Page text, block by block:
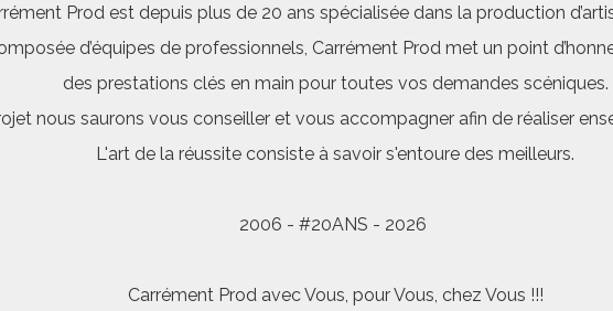
Prod est depuis plus de 20 ans spécialisée dans la production
d’équipes de professionnels, Carrément Prod met un point
des prestations clés en main pour toutes vos demandes scéniques.
nous saurons vous conseiller et vous accompagner afin de réaliser
L'art de la réussite consiste à savoir s'entoure des meilleurs.
2006 - #20ANS - 2026
Carrément Prod avec Vous, pour Vous, chez Vous !!!